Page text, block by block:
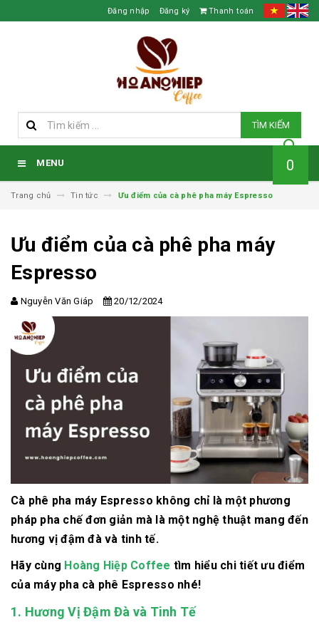
Đăng nhập Đăng ký Thanh toán
TÌM KIẾM
MENU 0
Trang chủ Tin tức Ưu điểm của cà phê pha máy Espresso
Ưu điểm của cà phê pha máy
Espresso
Nguyễn Văn Giáp 20/12/2024
Cà phê pha máy Espresso không chỉ là một phương
pháp pha chế đơn giản mà là một nghệ thuật mang đến
hương vị đậm đà và tinh tế.
Hãy cùng Hoàng Hiệp Coffee tìm hiểu chi tiết ưu điểm
của máy pha cà phê Espresso nhé!
1. Hương Vị Đậm Đà và Tinh Tế